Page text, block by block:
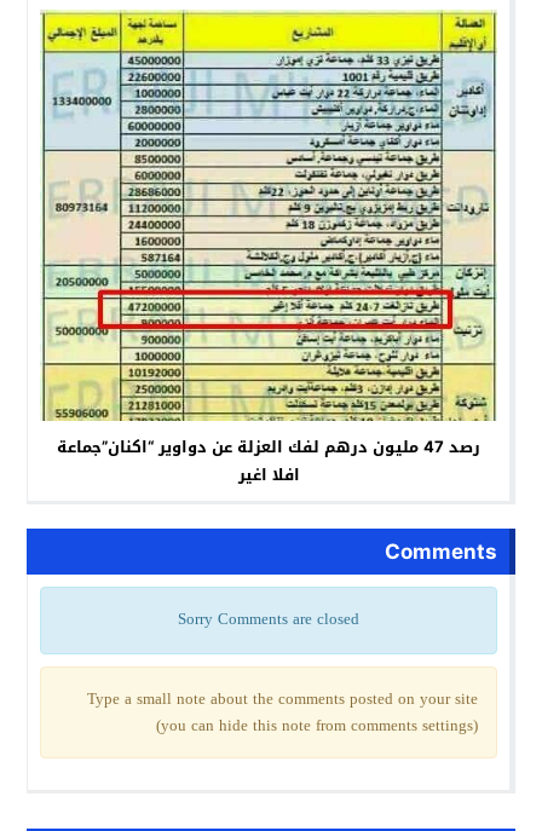
رصد 47 مليون درهم لفك العزلة عن دواوير “اكنان”جماعة
افلا اغير
Comments
Sorry Comments are closed
Type a small note about the comments posted on your site
(you can hide this note from comments settings)